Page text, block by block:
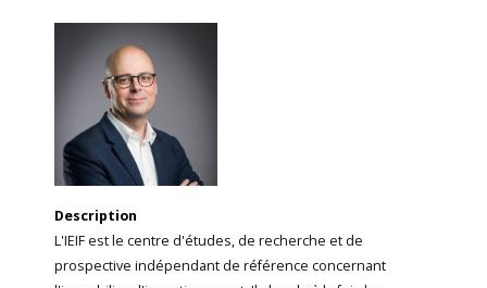
Description
L'IEIF est le centre d'études, de recherche et de
prospective indépendant de référence concernant